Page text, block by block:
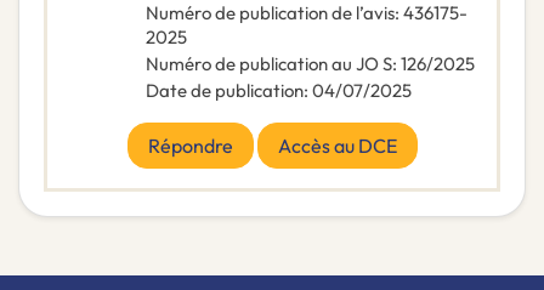
Numéro de publication de l’avis: 436175-
2025
Numéro de publication au JO S: 126/2025
Date de publication: 04/07/2025
Répondre Accès au DCE